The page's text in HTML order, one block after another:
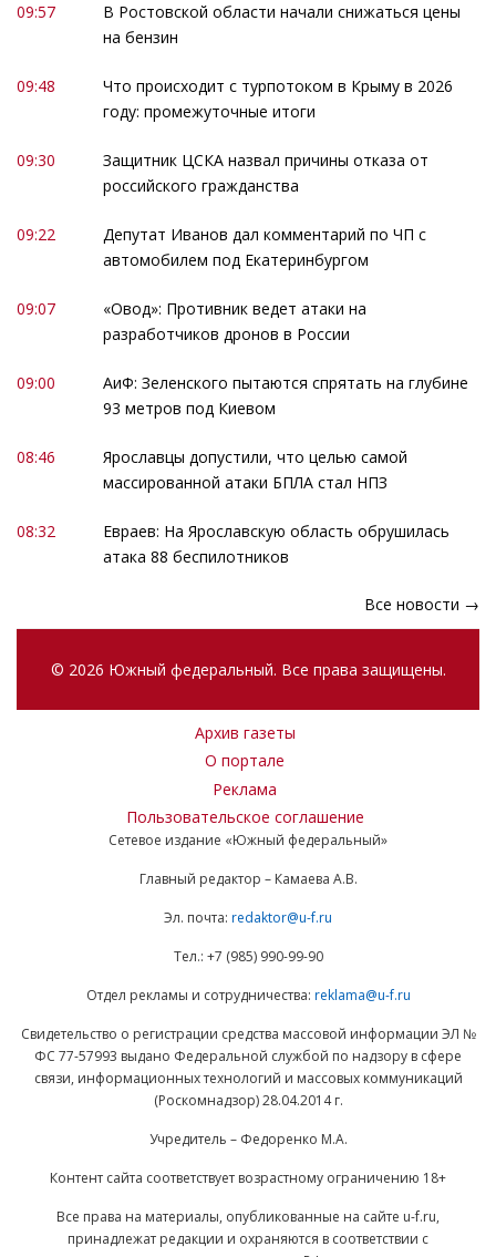
09:57
В Ростовской области начали снижаться цены
на бензин
09:48
Что происходит с турпотоком в Крыму в 2026
году: промежуточные итоги
09:30
Защитник ЦСКА назвал причины отказа от
российского гражданства
09:22
Депутат Иванов дал комментарий по ЧП с
автомобилем под Екатеринбургом
09:07
«Овод»: Противник ведет атаки на
разработчиков дронов в России
09:00
АиФ: Зеленского пытаются спрятать на глубине
93 метров под Киевом
08:46
Ярославцы допустили, что целью самой
массированной атаки БПЛА стал НПЗ
08:32
Евраев: На Ярославскую область обрушилась
атака 88 беспилотников
Все новости →
© 2026 Южный федеральный. Все права защищены.
Архив газеты
О портале
Реклама
Пользовательское соглашение
Сетевое издание «Южный федеральный»
Главный редактор – Камаева А.В.
Эл. почта: redaktor@u-f.ru
Тел.: +7 (985) 990-99-90
Отдел рекламы и сотрудничества: reklama@u-f.ru
Свидетельство о регистрации средства массовой информации ЭЛ №
ФС 77-57993 выдано Федеральной службой по надзору в сфере
связи, информационных технологий и массовых коммуникаций
(Роскомнадзор) 28.04.2014 г.
Учредитель – Федоренко М.А.
Контент сайта соответствует возрастному ограничению 18+
Все права на материалы, опубликованные на сайте u-f.ru,
принадлежат редакции и охраняются в соответствии с